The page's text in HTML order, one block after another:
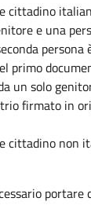
cittadino
e una
persona
primo
un solo
firmato in
cittadino non
portare